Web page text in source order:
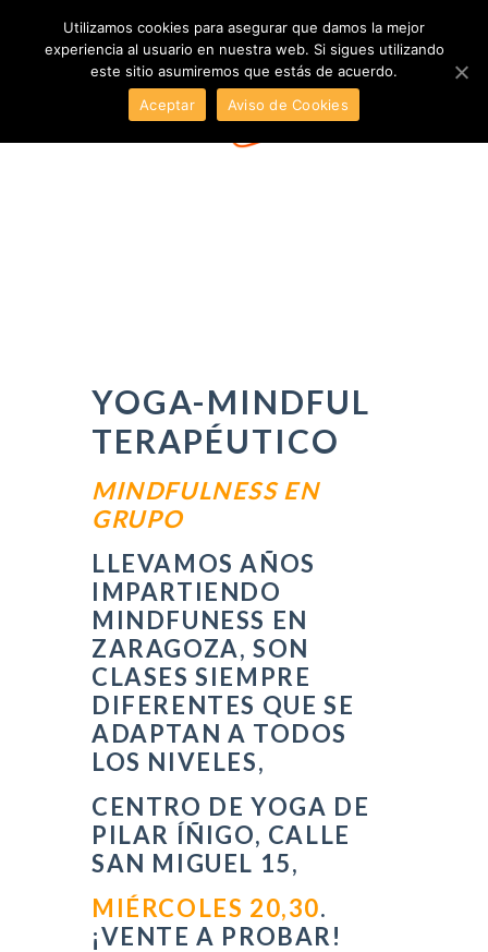
YOGA-MINDFUL
TERAPÉUTICO
MINDFULNESS EN
GRUPO
LLEVAMOS AÑOS
IMPARTIENDO
MINDFUNESS EN
ZARAGOZA, SON
CLASES SIEMPRE
DIFERENTES QUE SE
ADAPTAN A TODOS
LOS NIVELES,
CENTRO DE YOGA DE
PILAR ÍÑIGO, CALLE
SAN MIGUEL 15,
MIÉRCOLES 20,30.
¡VENTE A PROBAR!
Utilizamos cookies para asegurar que damos la mejor
experiencia al usuario en nuestra web. Si sigues utilizando
este sitio asumiremos que estás de acuerdo.
Aceptar
Aviso de Cookies